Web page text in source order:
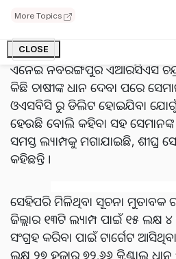
More Topics
CLOSE
ଧାନ ଦେଇଥିବା ୧୦ଦିନ ରୁ ଅଧିକ
୧୩ଟି ଲ୍ୟାମ୍ପ ର ୧୩୯୬ ଜଣ ଚାଷୀଙ୍କ
ଧାନର ଟଙ୍କା ଏକାଉଣ୍ଟ କୁ
ଏନେଇ ନବରଙ୍ଗପୁର ଏଆରସିଏସ
କିଛି ଚାଷୀଙ୍କ ଧାନ ଦେବା ପରେ
ଓଏସବିସି ରୁ ଡିଲିଟ ହୋଇଯିବା ଯୋଗୁଁ
ହେଉଛି ବୋଲି କହିବା ସହ
ସମସ୍ତ ଲ୍ୟାମ୍ପକୁ ମଗାଯାଇଛି, ଶୀଘ୍ର
କହିଛନ୍ତି ।
ସେହିପରି ମିଳିଥିବା ସୂଚନା ମୁତାବକ
ଜିଲ୍ଲାର ୧୩ଟି ଲ୍ୟାମ୍ପ ପାଇଁ ୧୫ ଲକ୍ଷ
ସଂଗ୍ରହ କରିବା ପାଇଁ ଟାର୍ଗେଟ
ଲକ୍ଷ ୨୭ ହଜାର ୭୨.୬୬ କ୍ୱିଣ୍ଟାଲ